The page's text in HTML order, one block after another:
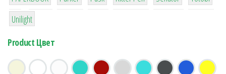
1
Unilight
Product Цвет